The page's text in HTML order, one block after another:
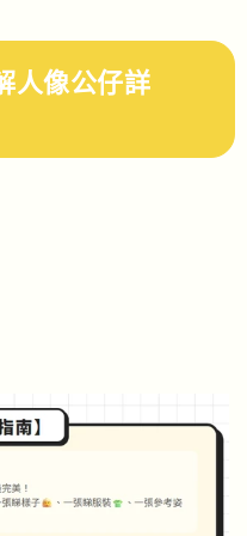
像公仔詳